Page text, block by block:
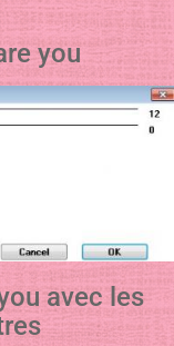
you
avec les